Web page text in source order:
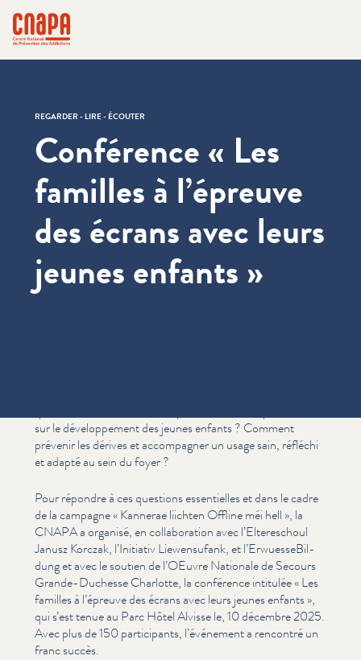
cnapa
REGARDER - LIRE - ÉCOUTER
Conférence « Les
familles à l’épreuve
des écrans avec leurs
jeunes enfants »
sur le développe­ment des jeunes enfants ? Comment
prévenir les dérives et accompagner un usage sain, réfléchi
et adapté au sein du foyer ?
Pour répondre à ces questions essen­tielles et dans le cadre
de la campagne « Kannerae liichten Offline méi hell », la
CNAPA a organisé, en col­lab­o­ra­tion avec l’El­tereschoul
Janusz Korczak, l’Initiativ Liewen­s­u­fank, et l’Er­wuesse­Bil­
dung et avec le soutien de l’OEuvre Nationale de Secours
Grande-Duchesse Charlotte, la conférence intitulée « Les
familles à l’épreuve des écrans avec leurs jeunes enfants »,
qui s’est tenue au Parc Hôtel Alvisse le, 10 décembre 2025.
Avec plus de 150 par­tic­i­pants, l’événement a rencontré un
franc succès.